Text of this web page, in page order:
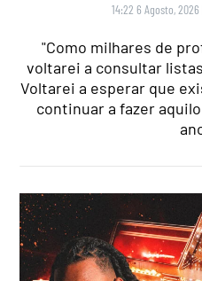
14:22 6 Agosto, 2026
"Como milhares de
voltarei a consultar
Voltarei a esperar que
continuar a fazer